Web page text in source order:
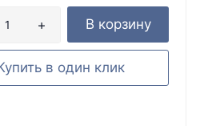
В корзину
в один клик